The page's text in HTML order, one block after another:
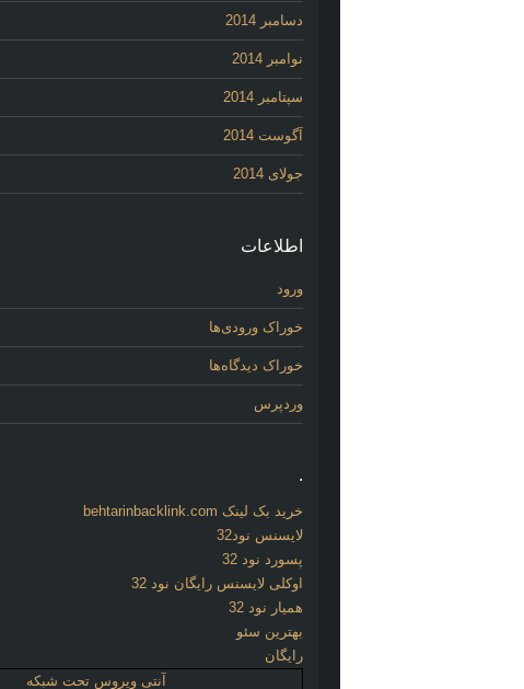
دسامبر 2014
نوامبر 2014
سپتامبر 2014
آگوست 2014
جولای 2014
اطلاعات
ورود
خوراک ورودی‌ها
خوراک دیدگاه‌ها
وردپرس
.
خرید بک لینک behtarinbacklink.com
لایسنس نود32
پسورد نود 32
اوکلی لایسنس رایگان نود 32
همیار نود 32
بهترین سئو
رایگان
آنتی ویروس تحت شبکه